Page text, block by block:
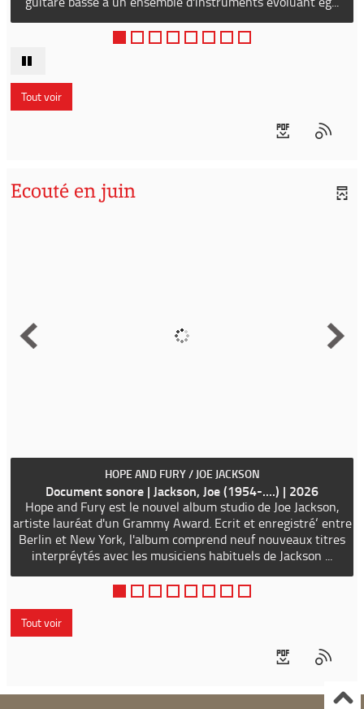
Tout voir
Ecouté en juin
HOPE AND FURY / JOE JACKSON
Document sonore | Jackson, Joe (1954-....) | 2026
Hope and Fury est le nouvel album studio de Joe Jackson,
artiste lauréat d'un Grammy Award. Ecrit et enregistré‘ entre
Berlin et New York, l'album comprend neuf nouveaux titres
interpréytés avec les musiciens habituels de Jackson ...
Tout voir